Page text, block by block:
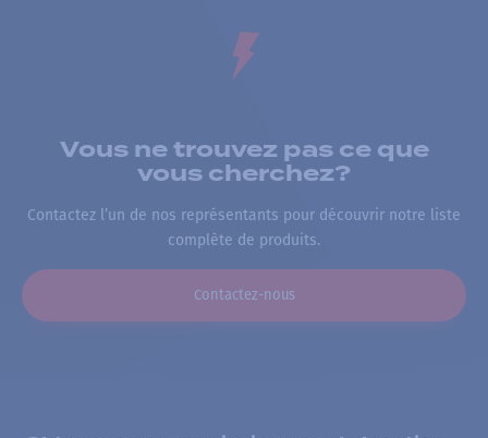
Vous ne trouvez pas ce que
vous cherchez?
Contactez l’un de nos représentants pour découvrir notre liste
complète de produits.
Contactez-nous